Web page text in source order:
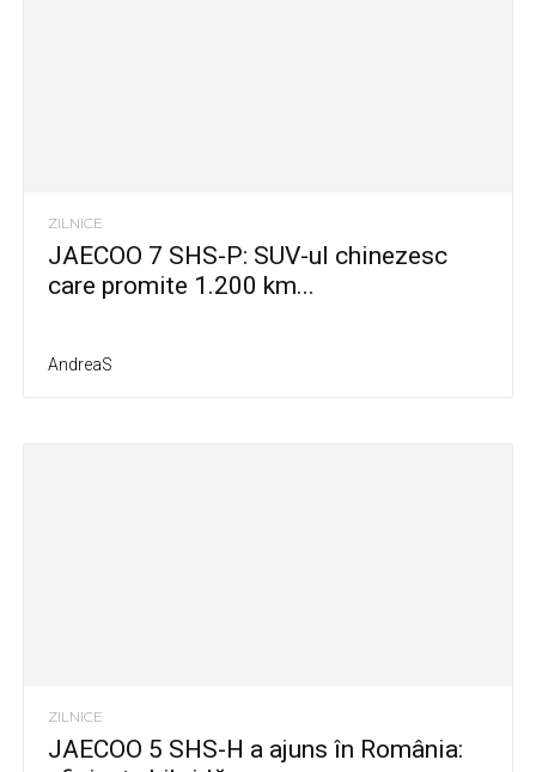
ZILNICE
JAECOO 7 SHS-P: SUV-ul chinezesc
care promite 1.200 km...
AndreaS
ZILNICE
JAECOO 5 SHS-H a ajuns în România: